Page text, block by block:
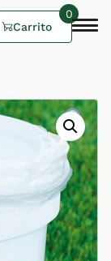
Carrito
0